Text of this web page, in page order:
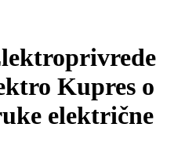
Kupres o
električne